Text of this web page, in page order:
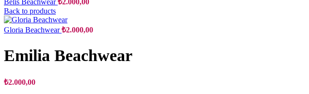
Belis Beachwear₺2.000,00
Back to products
Gloria Beachwear₺2.000,00
Emilia Beachwear
₺2.000,00